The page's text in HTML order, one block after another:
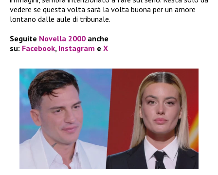
vedere se questa volta sarà la volta buona per un amore
lontano dalle aule di tribunale.
Seguite Novella 2000 anche
su: Facebook, Instagram e X